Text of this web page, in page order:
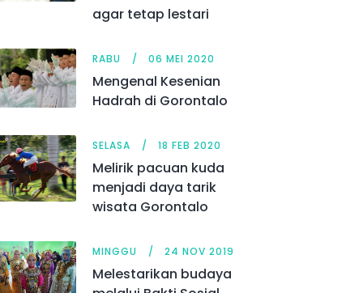
agar tetap lestari
RABU 06 MEI 2020
Mengenal Kesenian
Hadrah di Gorontalo
SELASA 18 FEB 2020
Melirik pacuan kuda
menjadi daya tarik
wisata Gorontalo
MINGGU 24 NOV 2019
Melestarikan budaya